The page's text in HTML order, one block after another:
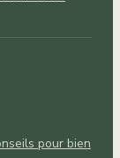
pour bien